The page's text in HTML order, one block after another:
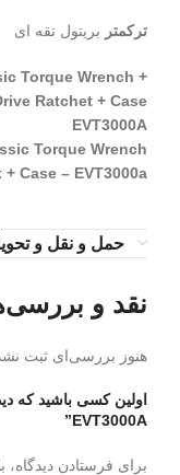
ترکمتر بریتول تقه ای
Torque Wrench +
Ratchet + Case
EVT3000A
Torque Wrench
Case – EVT3000a
حمل و نقل و
نقد و
هنوز بررسی‌ای ثبت
اولین کسی باشید که
EVT3000A”
برای فرستادن دیدگاه،